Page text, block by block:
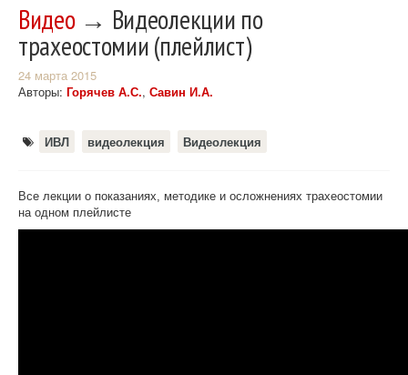
Видео→ Видеолекции по
трахеостомии (плейлист)
24 марта 2015
Авторы: Горячев А.С., Савин И.А.
ИВЛ видеолекция Видеолекция
Все лекции о показаниях, методике и осложнениях трахеостомии
на одном плейлисте